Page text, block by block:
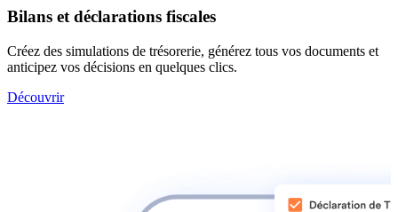
Bilans et déclarations fiscales
Créez des simulations de trésorerie, générez tous vos documents et
anticipez vos décisions en quelques clics.
Découvrir